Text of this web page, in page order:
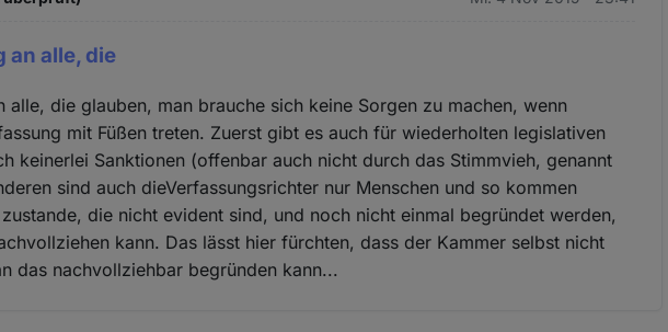
an alle, die
alle, die glauben, man brauche sich keine Sorgen zu machen, wenn
mit Füßen treten. Zuerst gibt es auch für wiederholten legislativen
keinerlei Sanktionen (offenbar auch nicht durch das Stimmvieh, genannt
sind auch dieVerfassungsrichter nur Menschen und so kommen
die nicht evident sind, und noch nicht einmal begründet werden,
kann. Das lässt hier fürchten, dass der Kammer selbst nicht
das nachvollziehbar begründen kann...